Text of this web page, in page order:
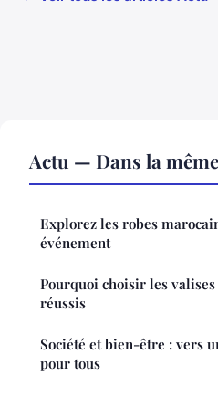
Actu — Dans la
Explorez les robes
événement
Pourquoi choisir les
réussis
Société et bien-être : vers
pour tous